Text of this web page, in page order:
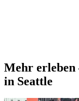
Mehr erleben
in Seattle